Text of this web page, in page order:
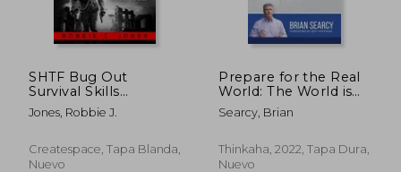
SHTF Bug Out
Survival Skills
Handbook: How to
Survive Any Disaster
Jones, Robbie J.
Createspace, Tapa Blanda,
Nuevo
Prepare for the Real
World: The World is
not a Safe Place (en
Inglés)
Searcy, Brian
Thinkaha, 2022, Tapa Dura,
Nuevo